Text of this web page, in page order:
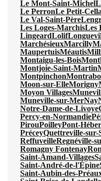
Le Mont-Saint-Michel
Le PerronLe Petit-
Le Val-Saint-Père
Les Loges-MarchisLes
LingeardLolif
MarchésieuxMarcilly
MaupertuisMéautis
Montaigu-les-Bois
Montjoie-Saint-Martin
Montpinchon
Moon-sur-ElleMorigny
Moyon Villages
Muneville-sur-MerNay
Notre-Dame-de-Livoye
Percy-en-Normandie
PirouPoilleyPont-
PréceyQuettreville-sur-
ReffuveilleRegnéville-
Romagny Fontenay
Saint-Amand-Villages
Saint-André-de-l'Épine
Saint-Aubin-des-